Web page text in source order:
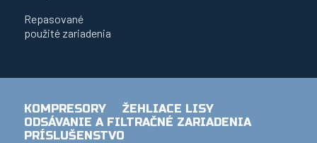
Repasované
použité zariadenia
KOMPRESORY
ŽEHLIACE LISY
ODSÁVANIE A FILTRAČNÉ ZARIADENIA
PRÍSLUŠENSTVO